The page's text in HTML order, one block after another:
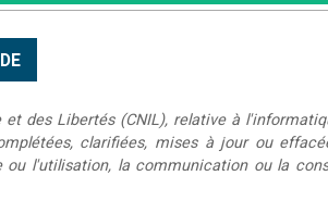
des Libertés (CNIL), relative à
clarifiées, mises à jour ou
l'utilisation, la communication ou la